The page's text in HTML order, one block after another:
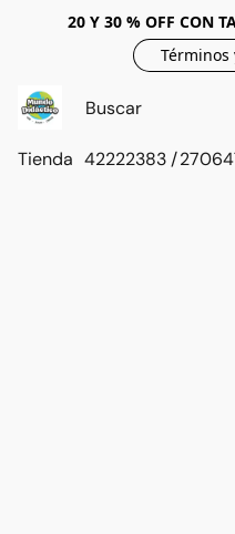
20 Y 30 % OFF CON
Términos
Tienda 42222383 /